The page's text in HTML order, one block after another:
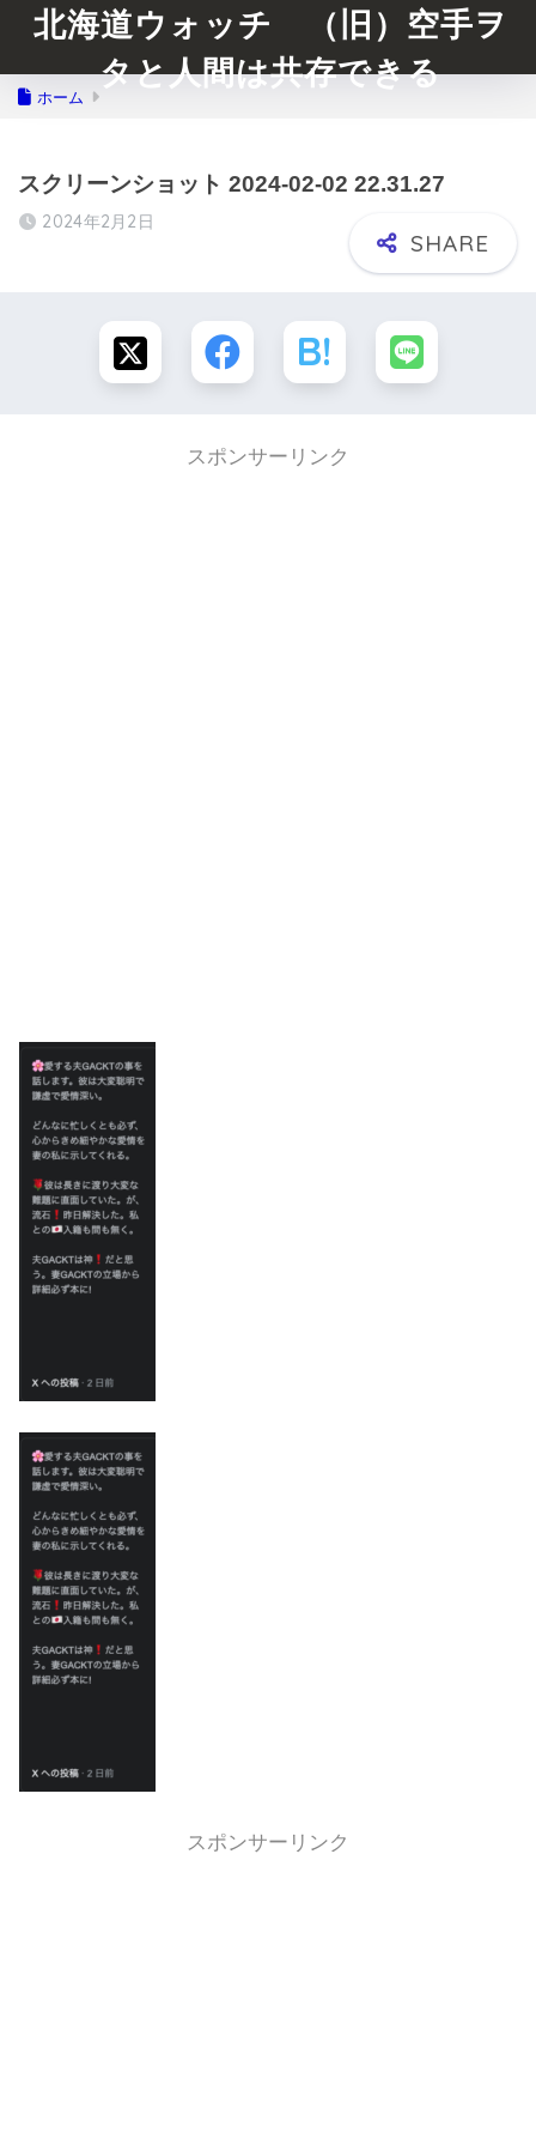
北海道ウォッチ （旧）空手ヲ
タと人間は共存できる
ホーム
スクリーンショット 2024-02-02 22.31.27
2024年2月2日
スポンサーリンク
スポンサーリンク